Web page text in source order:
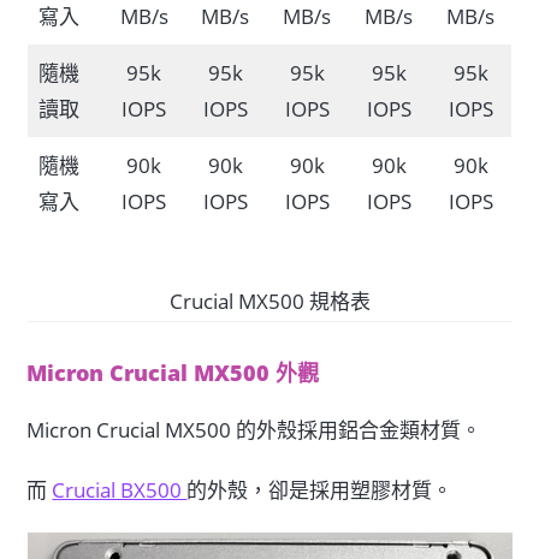
寫入
MB/s
MB/s
MB/s
MB/s
MB/s
隨機
讀取
95k
IOPS
95k
IOPS
95k
IOPS
95k
IOPS
95k
IOPS
隨機
寫入
90k
IOPS
90k
IOPS
90k
IOPS
90k
IOPS
90k
IOPS
Crucial MX500 規格表
Micron Crucial MX500 外觀
Micron Crucial MX500 的外殼採用鋁合金類材質。
而 Crucial BX500 的外殼，卻是採用塑膠材質。